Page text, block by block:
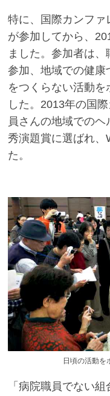
特に、国際カンファ
が参加してから、
ました。参加者は
参加、地域での健
をつくらない活動を
した。2013年の国
員さんの地域での
秀演題賞に選ばれ、
た。
日頃の活動を
「病院職員でない